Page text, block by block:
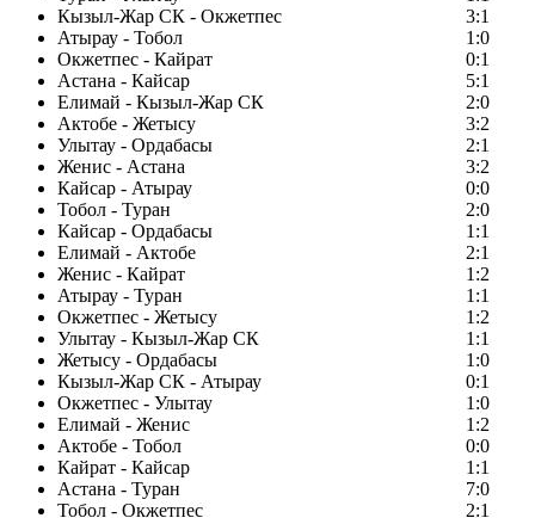
Кызыл-Жар СК - Окжетпес
3:1
Атырау - Тобол
1:0
Окжетпес - Кайрат
0:1
Астана - Кайсар
5:1
Елимай - Кызыл-Жар СК
2:0
Актобе - Жетысу
3:2
Улытау - Ордабасы
2:1
Женис - Астана
3:2
Кайсар - Атырау
0:0
Тобол - Туран
2:0
Кайсар - Ордабасы
1:1
Елимай - Актобе
2:1
Женис - Кайрат
1:2
Атырау - Туран
1:1
Окжетпес - Жетысу
1:2
Улытау - Кызыл-Жар СК
1:1
Жетысу - Ордабасы
1:0
Кызыл-Жар СК - Атырау
0:1
Окжетпес - Улытау
1:0
Елимай - Женис
1:2
Актобе - Тобол
0:0
Кайрат - Кайсар
1:1
Астана - Туран
7:0
Тобол - Окжетпес
2:1